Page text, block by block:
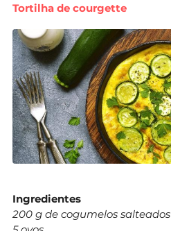
Tortilha de courgette
Ingredientes
200 g de cogumelos salteados